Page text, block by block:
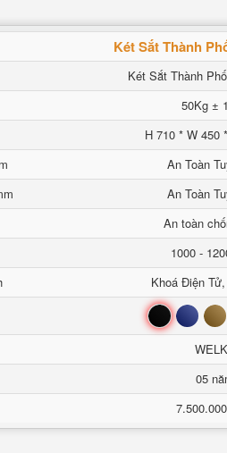
Két Sắt Thành
Két Sắt Thành
50Kg ±
H 710 * W 450
An Toàn
An Toàn
An toàn
1000 -
Khoá Điện
Đen Xanh Nâu
05